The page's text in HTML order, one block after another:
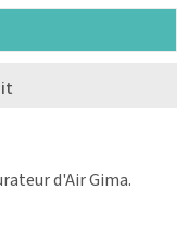
d'Air Gima.